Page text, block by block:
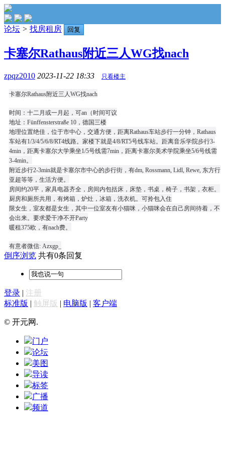
论坛 > 找房租房 回复
卡塞尔Rathaus附近三人WG找nach
zpqz2010 2023-11-22 18:33 只看楼主
卡塞尔Rathaus附近三人WG找nach
时间：十二月或一月起，可an（时间可议
地址：Fünffensterstraße 10，德国三楼
地理位置绝佳，位于市中心，交通方便，距离Rathaus车站步行一分钟，Rathaus
车站有1/3/4/5/6/8/RT4线路。家楼下就是4/8/RT5号线车站。距离音乐学院步行3-
4min，距离卡塞尔大学乘坐1/5号线需7min，距离卡塞尔美术学院乘坐5/6号线需
3-4min。
附近步行2-3min就是卡塞尔市中心的步行街，有dm, Rossmann, Lidl, Rewe, 东方行
亚超等等，生活方便。
房间约20平，家具电器齐全，房间内包括床，床垫，书桌，椅子，书架，衣柜。
厨房和厕所共用，有烤箱，炉灶，冰箱，洗衣机。可拎包入住
限女生，室友都是女生，其中一位室友有小猫咪，小猫咪会在自己房间待着，不
会出来。要求爱干净不开Party
暖租375欧，有nach费。
有意者微信: Azxgp_
倒序浏览 共有0条回复
登录 | 注册
标准版 | 触屏版 | 电脑版 | 客户端
© 开元网.
门户
论坛
美图
导读
标签
广播
频道